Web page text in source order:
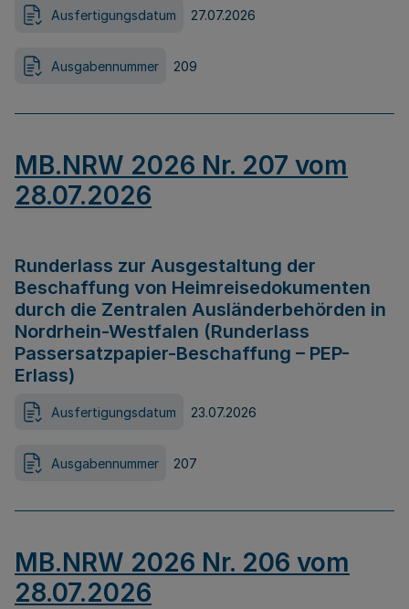
Ausfertigungsdatum 27.07.2026
Ausgabennummer 209
MB.NRW 2026 Nr. 207 vom
28.07.2026
Runderlass zur Ausgestaltung der
Beschaffung von Heimreisedokumenten
durch die Zentralen Ausländerbehörden in
Nordrhein-Westfalen (Runderlass
Passersatzpapier-Beschaffung – PEP-
Erlass)
Ausfertigungsdatum 23.07.2026
Ausgabennummer 207
MB.NRW 2026 Nr. 206 vom
28.07.2026